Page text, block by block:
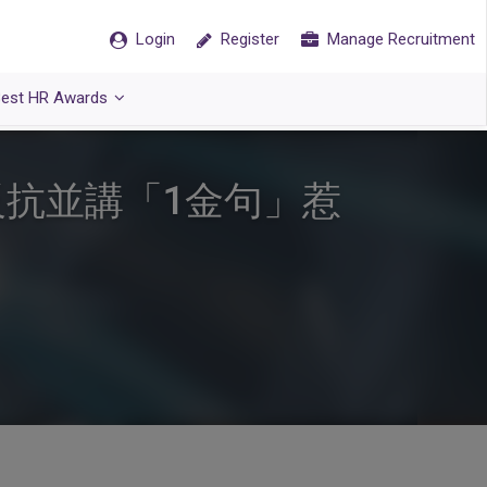
Login Register Manage Recruitment
HR Awards
並講「1金句」惹